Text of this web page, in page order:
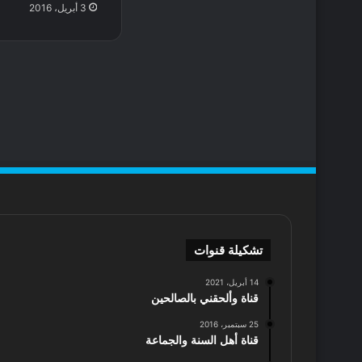
3 أبريل، 2016
تشكيلة قنوات
14 أبريل، 2021
قناة وألحقني بالصالحين
25 سبتمبر، 2016
قناة أهل السنة والجماعة